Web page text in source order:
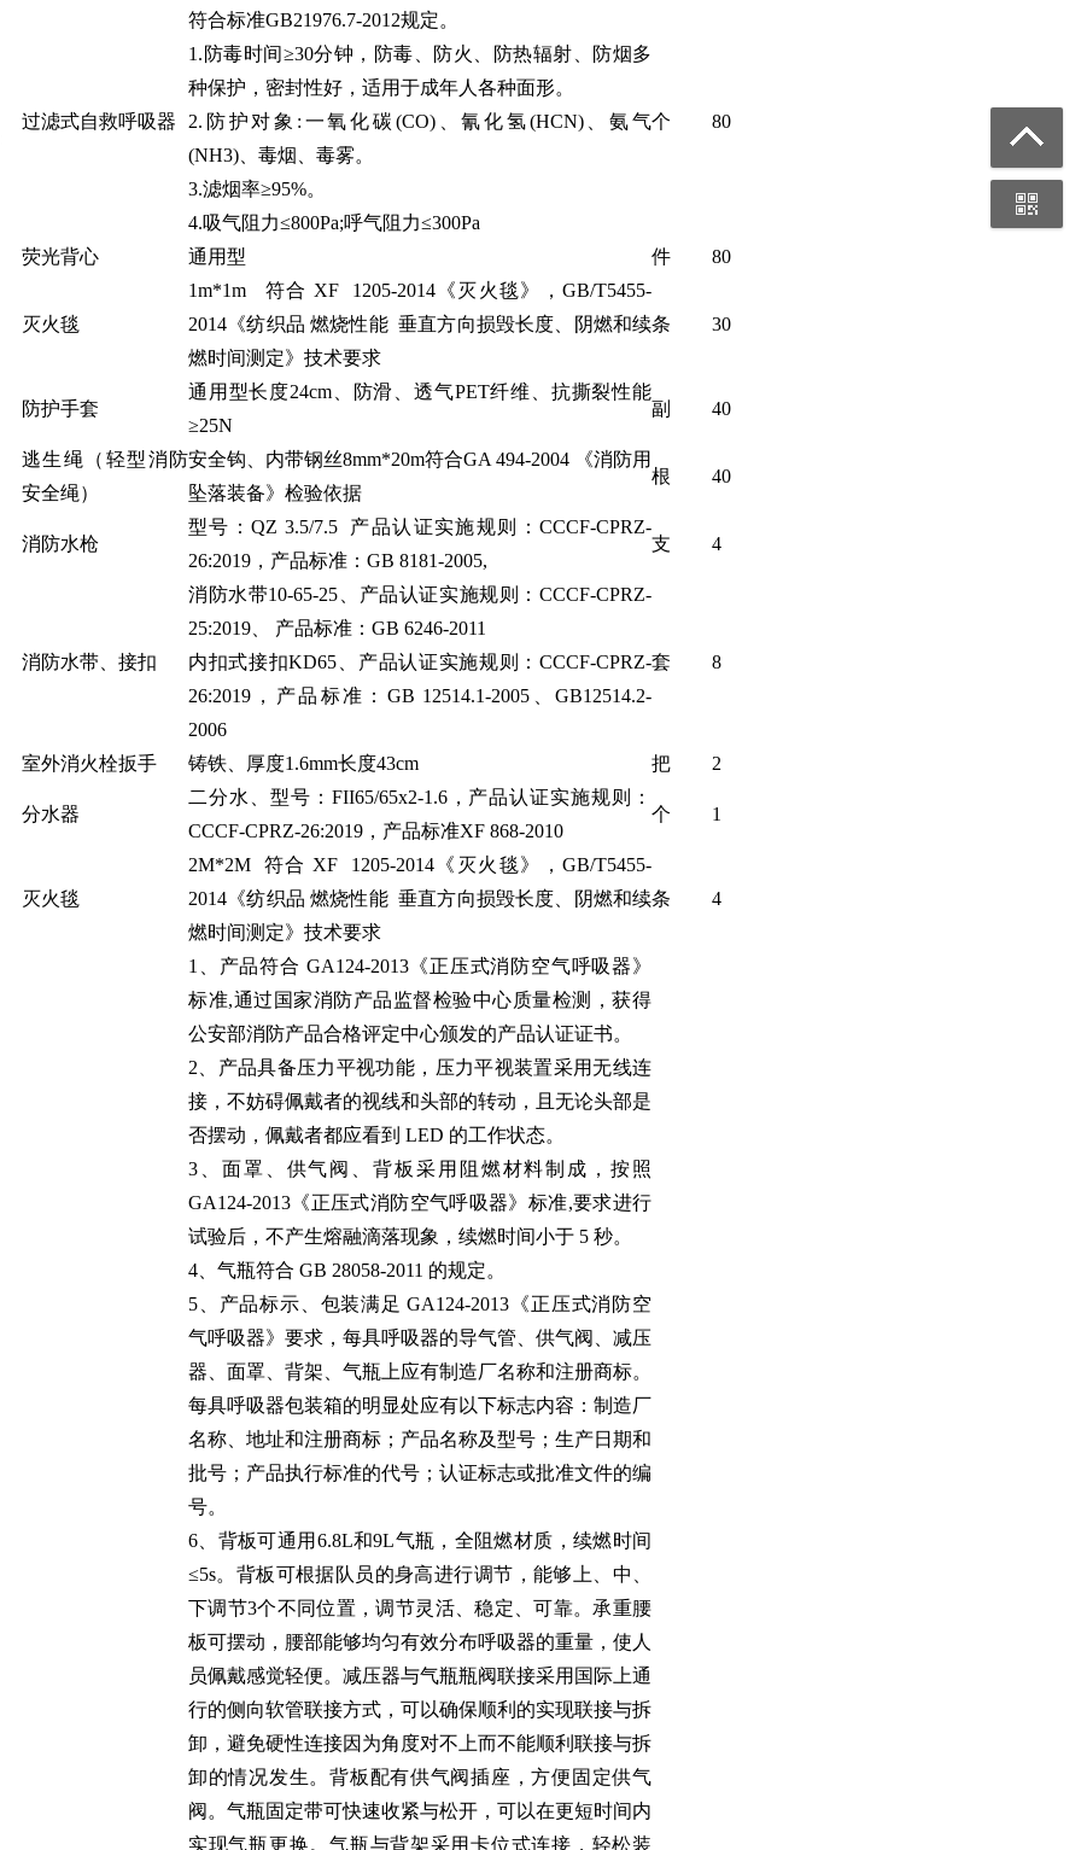
过滤式自救呼吸器
符合标准GB21976.7-2012规定。
1.防毒时间≥30分钟，防毒、防火、防热辐射、防烟多
种保护，密封性好，适用于成年人各种面形。
2.防护对象:一氧化碳(CO)、氰化氢(HCN)、氨气
(NH3)、毒烟、毒雾。
3.滤烟率≥95%。
4.吸气阻力≤800Pa;呼气阻力≤300Pa
个 80
荧光背心 通用型 件 80
灭火毯
1m*1m 符合 XF 1205-2014《灭火毯》，GB/T5455-
2014《纺织品 燃烧性能 垂直方向损毁长度、阴燃和续
燃时间测定》技术要求
条 30
防护手套
通用型长度24cm、防滑、透气PET纤维、抗撕裂性能
≥25N
副 40
逃生绳（轻型消防
安全绳）
安全钩、内带钢丝8mm*20m符合GA 494-2004 《消防用
坠落装备》检验依据
根 40
消防水枪
型号：QZ 3.5/7.5 产品认证实施规则：CCCF-CPRZ-
26:2019，产品标准：GB 8181-2005,
支 4
消防水带、接扣
消防水带10-65-25、产品认证实施规则：CCCF-CPRZ-
25:2019、 产品标准：GB 6246-2011
内扣式接扣KD65、产品认证实施规则：CCCF-CPRZ-
26:2019，产品标准：GB 12514.1-2005、GB12514.2-
2006
套 8
室外消火栓扳手 铸铁、厚度1.6mm长度43cm 把 2
分水器
二分水、型号：FII65/65x2-1.6，产品认证实施规则：
CCCF-CPRZ-26:2019，产品标准XF 868-2010
个 1
灭火毯
2M*2M 符合 XF 1205-2014《灭火毯》，GB/T5455-
2014《纺织品 燃烧性能 垂直方向损毁长度、阴燃和续
燃时间测定》技术要求
条 4
1、产品符合 GA124-2013《正压式消防空气呼吸器》
标准,通过国家消防产品监督检验中心质量检测，获得
公安部消防产品合格评定中心颁发的产品认证证书。
2、产品具备压力平视功能，压力平视装置采用无线连
接，不妨碍佩戴者的视线和头部的转动，且无论头部是
否摆动，佩戴者都应看到 LED 的工作状态。
3、面罩、供气阀、背板采用阻燃材料制成，按照
GA124-2013《正压式消防空气呼吸器》标准,要求进行
试验后，不产生熔融滴落现象，续燃时间小于 5 秒。
4、气瓶符合 GB 28058-2011 的规定。
5、产品标示、包装满足 GA124-2013《正压式消防空
气呼吸器》要求，每具呼吸器的导气管、供气阀、减压
器、面罩、背架、气瓶上应有制造厂名称和注册商标。
每具呼吸器包装箱的明显处应有以下标志内容：制造厂
名称、地址和注册商标；产品名称及型号；生产日期和
批号；产品执行标准的代号；认证标志或批准文件的编
号。
6、背板可通用6.8L和9L气瓶，全阻燃材质，续燃时间
≤5s。背板可根据队员的身高进行调节，能够上、中、
下调节3个不同位置，调节灵活、稳定、可靠。承重腰
板可摆动，腰部能够均匀有效分布呼吸器的重量，使人
员佩戴感觉轻便。减压器与气瓶瓶阀联接采用国际上通
行的侧向软管联接方式，可以确保顺利的实现联接与拆
卸，避免硬性连接因为角度对不上而不能顺利联接与拆
卸的情况发生。背板配有供气阀插座，方便固定供气
阀。气瓶固定带可快速收紧与松开，可以在更短时间内
实现气瓶更换。气瓶与背架采用卡位式连接，轻松装